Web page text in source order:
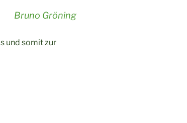
Bruno Gröning
und somit zur